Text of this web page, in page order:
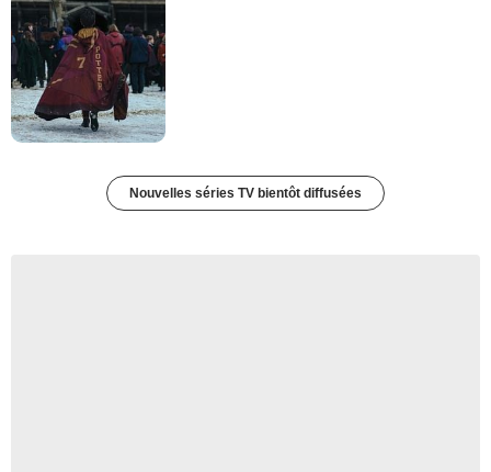
Nouvelles séries TV bientôt diffusées